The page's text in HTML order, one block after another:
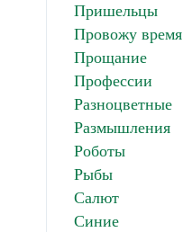
Пришельцы
Провожу время
Прощание
Профессии
Разноцветные
Размышления
Роботы
Рыбы
Салют
Синие